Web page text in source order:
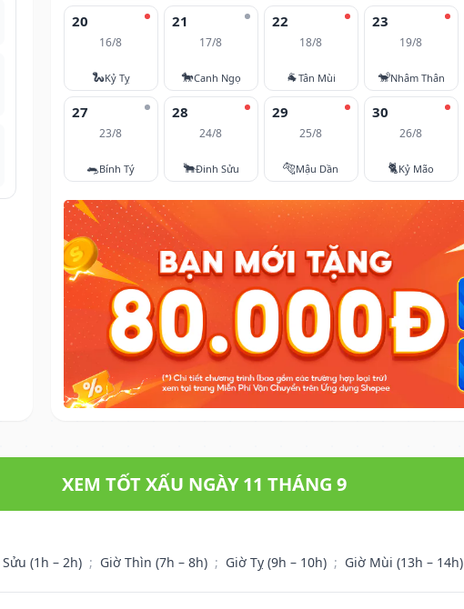
20
16/8
🐍Kỷ Tỵ
21
17/8
🐎Canh Ngọ
22
18/8
🐐Tân Mùi
23
19/8
🐒Nhâm Thân
27
23/8
🐀Bính Tý
28
24/8
🐂Đinh Sửu
29
25/8
🐅Mậu Dần
30
26/8
🐈Kỷ Mão
XEM TỐT XẤU NGÀY 11 THÁNG 9
(1h – 2h) ; Giờ Thìn (7h – 8h) ; Giờ Tỵ (9h – 10h) ; Giờ Mùi (13h – 14h)